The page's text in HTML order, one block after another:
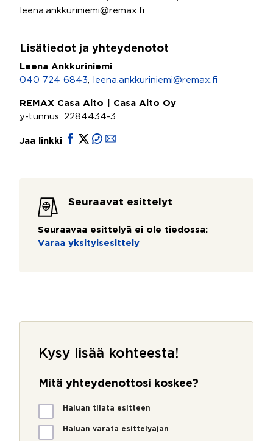
leena.ankkuriniemi@remax.fi
Lisätiedot ja yhteydenotot
Leena Ankkuriniemi
040 724 6843
leena.ankkuriniemi@remax.fi
REMAX Casa Alto | Casa Alto Oy
y-tunnus: 2284434-3
Jaa linkki
Seuraavat esittelyt
Seuraavaa esittelyä ei ole tiedossa:
Varaa yksityisesittely
Kysy lisää kohteesta!
Mitä yhteydenottosi koskee?
M
i
Haluan tilata esitteen
Haluan varata esittelyajan